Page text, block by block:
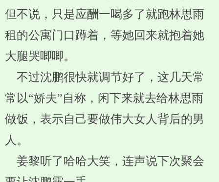
但不说，只是应酬一喝多了就跑林思雨
租的公寓门口蹲着，等她回来就抱着她
大腿哭唧唧。
不过沈鹏很快就调节好了，这几天常
常以“娇夫”自称，闲下来就去给林思雨
做饭，表示自己要做伟大女人背后的男
人。
姜黎听了哈哈大笑，连声说下次聚会